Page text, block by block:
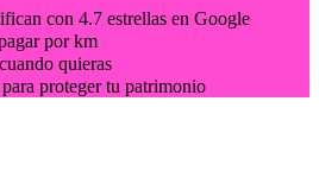
con 4.7 estrellas en Google
por km
quieras
proteger tu patrimonio